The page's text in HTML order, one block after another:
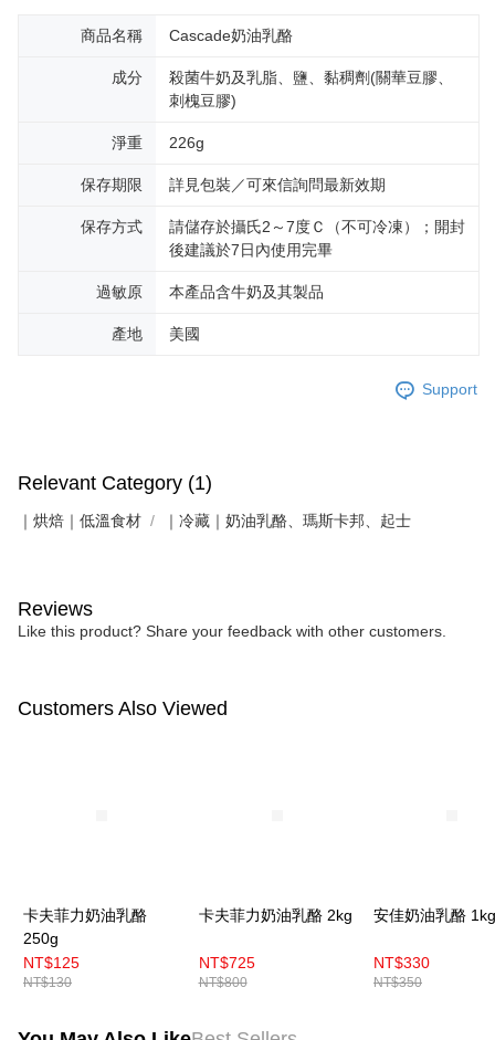
商品名稱 Cascade奶油乳酪
成分
殺菌牛奶及乳脂、鹽、黏稠劑(關華豆膠、
刺槐豆膠)
淨重 226g
保存期限 詳見包裝／可來信詢問最新效期
保存方式
請儲存於攝氏2～7度Ｃ（不可冷凍）；開封
後建議於7日內使用完畢
過敏原 本產品含牛奶及其製品
產地 美國
Support
Relevant Category (1)
｜烘焙｜低溫食材 ｜冷藏｜奶油乳酪、瑪斯卡邦、起士
Reviews
Like this product? Share your feedback with other customers.
Customers Also Viewed
卡夫菲力奶油乳酪
250g
NT$125
NT$130
卡夫菲力奶油乳酪 2kg
NT$725
NT$800
安佳奶油乳酪 1kg
NT$330
NT$350